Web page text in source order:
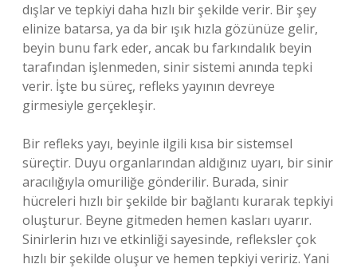
dışlar ve tepkiyi daha hızlı bir şekilde verir. Bir şey
elinize batarsa, ya da bir ışık hızla gözünüze gelir,
beyin bunu fark eder, ancak bu farkındalık beyin
tarafından işlenmeden, sinir sistemi anında tepki
verir. İşte bu süreç, refleks yayının devreye
girmesiyle gerçekleşir.
Bir refleks yayı, beyinle ilgili kısa bir sistemsel
süreçtir. Duyu organlarından aldığınız uyarı, bir sinir
aracılığıyla omuriliğe gönderilir. Burada, sinir
hücreleri hızlı bir şekilde bir bağlantı kurarak tepkiyi
oluşturur. Beyne gitmeden hemen kasları uyarır.
Sinirlerin hızı ve etkinliği sayesinde, refleksler çok
hızlı bir şekilde oluşur ve hemen tepkiyi veririz. Yani